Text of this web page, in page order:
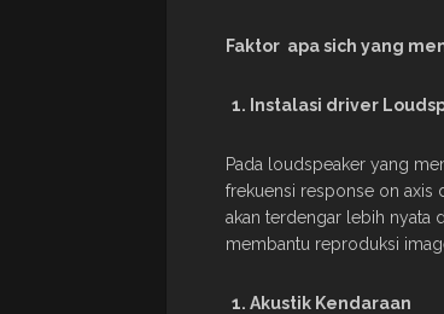
Faktor apa sich yang
Instalasi driver
Pada loudspeaker yang
frekuensi response on axis
akan terdengar lebih nyata
membantu reproduksi
Akustik Kendaraan